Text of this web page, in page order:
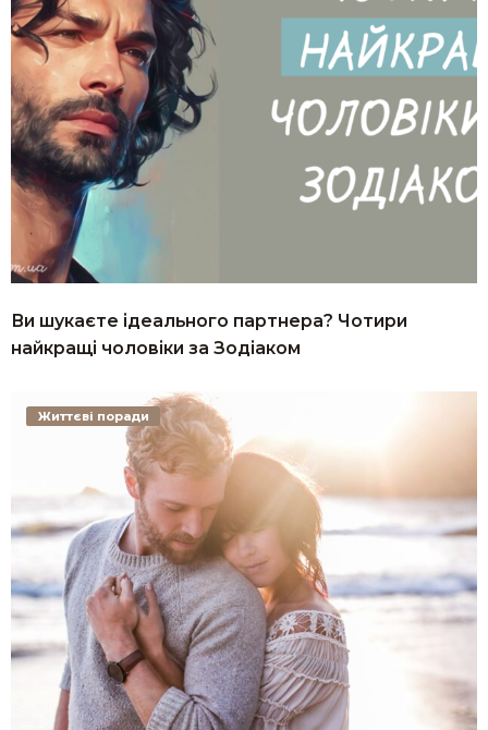
Ви шукаєте ідеального партнера? Чотири
найкращі чоловіки за Зодіаком
Життєві поради